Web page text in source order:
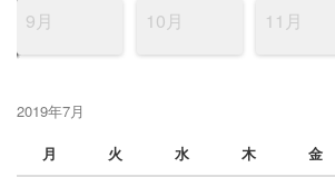
9月 10月 11月
2019年7月
月
火 水 木 金